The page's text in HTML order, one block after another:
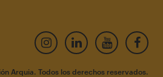
Arquia. Todos los derechos reservados.
×